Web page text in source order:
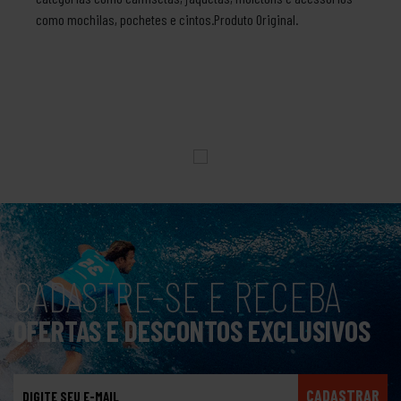
como mochilas, pochetes e cintos.Produto Original.
CADASTRE-SE E RECEBA
OFERTAS E DESCONTOS EXCLUSIVOS
CADASTRAR